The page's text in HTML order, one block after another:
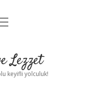
Uyarı
Lezzet
keyifli yolculuk!